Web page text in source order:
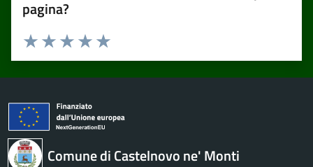
pagina?
Valuta 5 stelle su 5
Valuta 4 stelle su 5
Valuta 3 stelle su 5
Valuta 2 stelle su 5
Valuta 1 stelle su 5
Comune di Castelnovo ne' Monti